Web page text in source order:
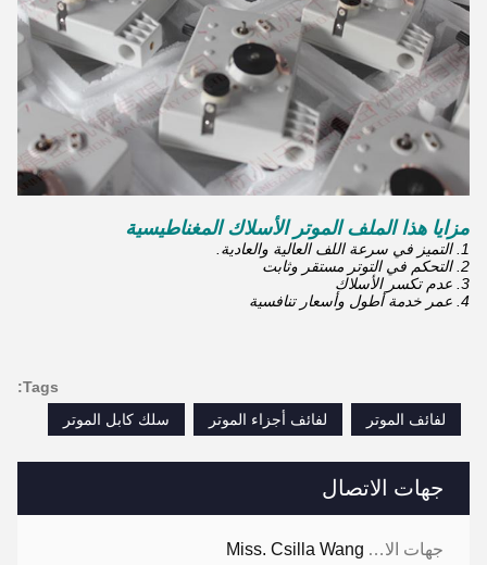
جهات الاتصال
جهات الاتصال: Miss. Csilla Wang
مزايا هذا الملف الموتر الأسلاك المغناطيسية
1. التميز في سرعة اللف العالية والعادية.
2. التحكم في التوتر مستقر وثابت
3. عدم تكسر الأسلاك
4. عمر خدمة أطول وأسعار تنافسية
Tags:
لفائف الموتر
لفائف أجزاء الموتر سلك كابل الموتر